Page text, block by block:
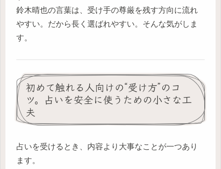
鈴木晴也の言葉は、受け手の尊厳を残す方向に流れ
やすい。だから長く選ばれやすい。そんな気がしま
す。
初めて触れる人向けの“受け方”のコ
ツ。占いを安全に使うための小さな工
夫
占いを受けるとき、内容より大事なことが一つあり
ます。